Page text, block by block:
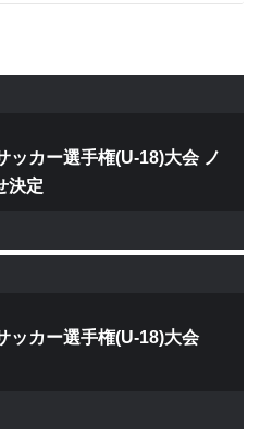
ッカー選手権(U-18)大会 ノ
決定
ッカー選手権(U-18)大会